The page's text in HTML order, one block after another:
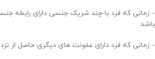
– زمانی که فرد با چند شریک جنسی دارای رابطه
باشد.
– زمانی که فرد دارای عفونت های دیگری حاصل از